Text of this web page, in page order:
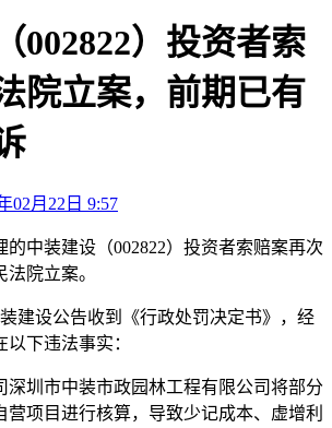
002822）投资者索
院立案，前期已有
02月22日 9:57
的中装建设（002822）投资者索赔案再次
院立案。
建设公告收到《行政处罚决定书》，经
下违法事实：
深圳市中装市政园林工程有限公司将部分
营项目进行核算，导致少记成本、虚增利